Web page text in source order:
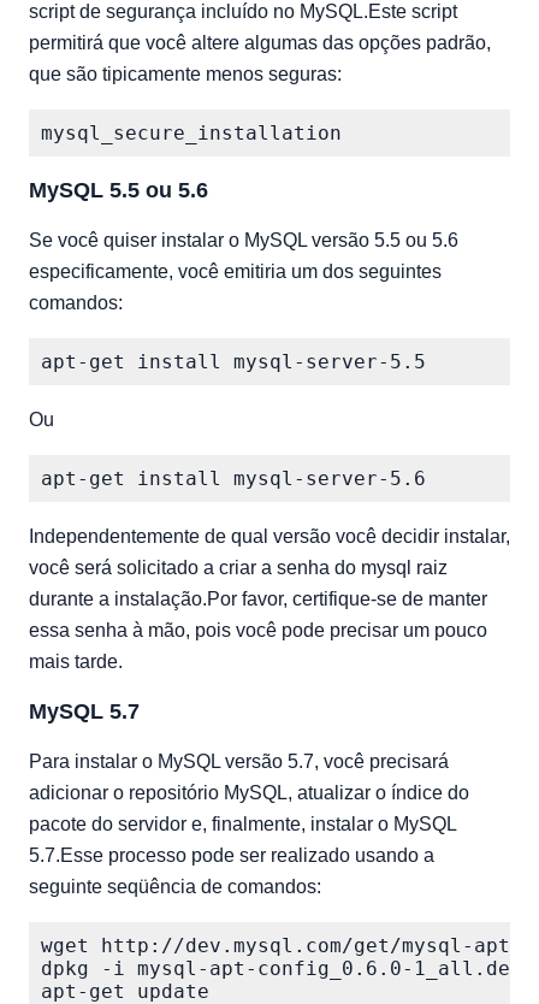
script de segurança incluído no MySQL.Este script
permitirá que você altere algumas das opções padrão,
que são tipicamente menos seguras:
MySQL 5.5 ou 5.6
Se você quiser instalar o MySQL versão 5.5 ou 5.6
especificamente, você emitiria um dos seguintes
comandos:
Ou
Independentemente de qual versão você decidir instalar,
você será solicitado a criar a senha do mysql raiz
durante a instalação.Por favor, certifique-se de manter
essa senha à mão, pois você pode precisar um pouco
mais tarde.
MySQL 5.7
Para instalar o MySQL versão 5.7, você precisará
adicionar o repositório MySQL, atualizar o índice do
pacote do servidor e, finalmente, instalar o MySQL
5.7.Esse processo pode ser realizado usando a
seguinte seqüência de comandos:
wget http://dev.mysql.com/get/mysql-apt-
dpkg -i mysql-apt-config_0.6.0-1_all.deb
apt-get update